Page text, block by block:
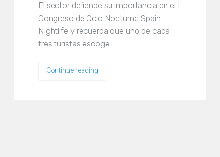
El sector defiende su importancia en el I
Congreso de Ocio Nocturno Spain
Nightlife y recuerda que uno de cada
tres turistas escoge…
Continue reading